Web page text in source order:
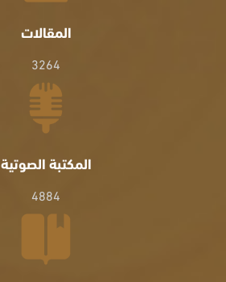
المقالات
3264
المكتبة الصوتية
4884